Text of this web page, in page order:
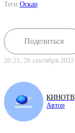
Теги:Оскар
Поделиться
20:21, 26 сентября 2022
КИНОТВ
Автор